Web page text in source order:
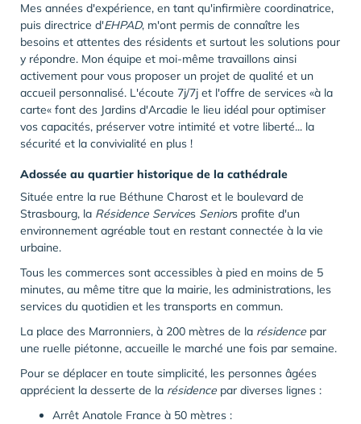
Mes années d'expérience, en tant qu'infirmière coordinatrice,
puis directrice d'EHPAD, m'ont permis de connaître les
besoins et attentes des résidents et surtout les solutions pour
y répondre. Mon équipe et moi-même travaillons ainsi
activement pour vous proposer un projet de qualité et un
accueil personnalisé. L'écoute 7j/7j et l'offre de services «à la
carte« font des Jardins d'Arcadie le lieu idéal pour optimiser
vos capacités, préserver votre intimité et votre liberté... la
sécurité et la convivialité en plus !
Adossée au quartier historique de la cathédrale
Située entre la rue Béthune Charost et le boulevard de
Strasbourg, la Résidence Services Seniors profite d'un
environnement agréable tout en restant connectée à la vie
urbaine.
Tous les commerces sont accessibles à pied en moins de 5
minutes, au même titre que la mairie, les administrations, les
services du quotidien et les transports en commun.
La place des Marronniers, à 200 mètres de la résidence par
une ruelle piétonne, accueille le marché une fois par semaine.
Pour se déplacer en toute simplicité, les personnes âgées
apprécient la desserte de la résidence par diverses lignes :
Arrêt Anatole France à 50 mètres :